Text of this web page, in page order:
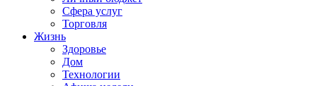
Сфера услуг
Торговля
Жизнь
Здоровье
Дом
Технологии